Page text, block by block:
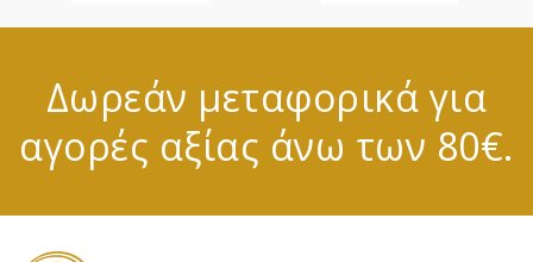
Δωρεάν μεταφορικά για
αγορές αξίας άνω των 80€.